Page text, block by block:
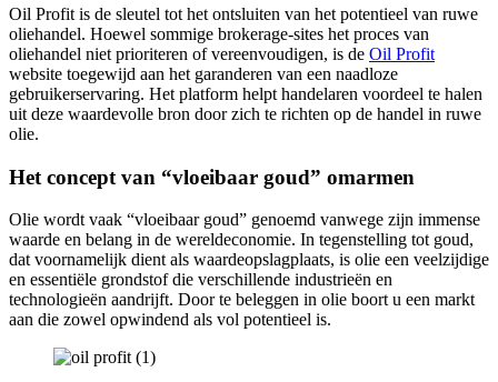
Oil Profit is de sleutel tot het ontsluiten van het potentieel van ruwe
oliehandel. Hoewel sommige brokerage-sites het proces van
oliehandel niet prioriteren of vereenvoudigen, is de Oil Profit
website toegewijd aan het garanderen van een naadloze
gebruikerservaring. Het platform helpt handelaren voordeel te halen
uit deze waardevolle bron door zich te richten op de handel in ruwe
olie.
Het concept van “vloeibaar goud” omarmen
Olie wordt vaak “vloeibaar goud” genoemd vanwege zijn immense
waarde en belang in de wereldeconomie. In tegenstelling tot goud,
dat voornamelijk dient als waardeopslagplaats, is olie een veelzijdige
en essentiële grondstof die verschillende industrieën en
technologieën aandrijft. Door te beleggen in olie boort u een markt
aan die zowel opwindend als vol potentieel is.